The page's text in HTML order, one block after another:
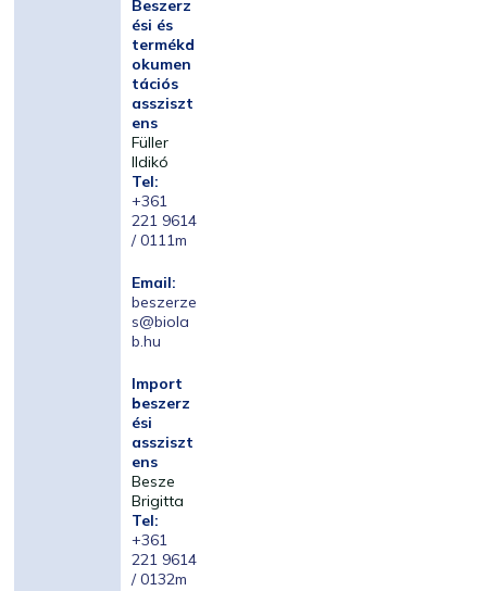
Beszerz
ési és
termékd
okumen
tációs
assziszt
ens
Füller
Ildikó
Tel:
+361
221 9614
/ 0111m
Email:
beszerze
s@biola
b.hu
Import
beszerz
ési
assziszt
ens
Besze
Brigitta
Tel:
+361
221 9614
/ 0132m